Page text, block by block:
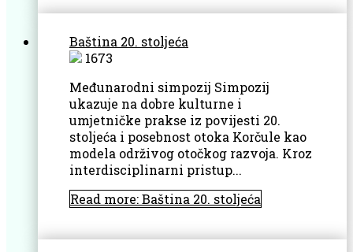
Baština 20. stoljeća
1673
Međunarodni simpozij Simpozij
ukazuje na dobre kulturne i
umjetničke prakse iz povijesti 20.
stoljeća i posebnost otoka Korčule kao
modela održivog otočkog razvoja. Kroz
interdisciplinarni pristup...
Read more: Baština 20. stoljeća